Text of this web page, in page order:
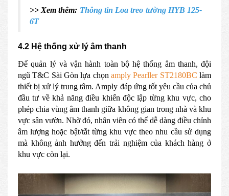
>> Xem thêm: Thông tin Loa treo tường HYB 125-
6T
4.2 Hệ thống xử lý âm thanh
Để quản lý và vận hành toàn bộ hệ thống âm thanh, đội
ngũ T&C Sài Gòn lựa chọn amply Pearller ST2180BC làm
thiết bị xử lý trung tâm. Amply đáp ứng tốt yêu cầu của chủ
đầu tư về khả năng điều khiển độc lập từng khu vực, cho
phép chia vùng âm thanh giữa không gian trong nhà và khu
vực sân vườn. Nhờ đó, nhân viên có thể dễ dàng điều chỉnh
âm lượng hoặc bật/tắt từng khu vực theo nhu cầu sử dụng
mà không ảnh hưởng đến trải nghiệm của khách hàng ở
khu vực còn lại.